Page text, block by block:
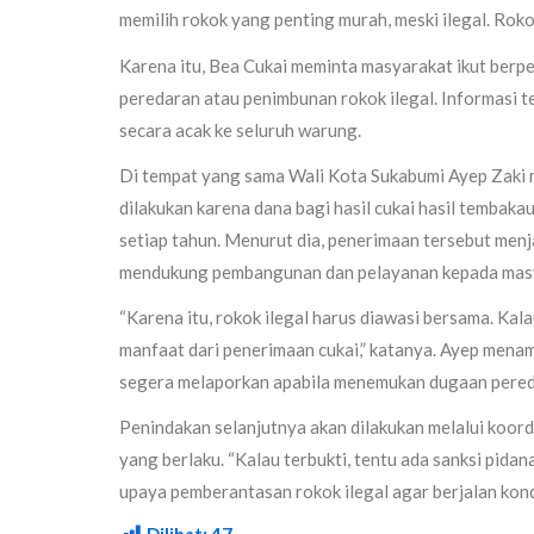
memilih rokok yang penting murah, meski ilegal.
Karena itu, Bea Cukai meminta masyarakat ikut
peredaran atau penimbunan rokok ilegal. Informasi
secara acak ke seluruh warung.
Di tempat yang sama Wali Kota Sukabumi Ayep
dilakukan karena dana bagi hasil cukai hasil
setiap tahun. Menurut dia, penerimaan tersebut
mendukung pembangunan dan pelayanan kepada
“Karena itu, rokok ilegal harus diawasi bersama.
manfaat dari penerimaan cukai,” katanya. Ayep
segera melaporkan apabila menemukan dugaan
Penindakan selanjutnya akan dilakukan melalui
yang berlaku. “Kalau terbukti, tentu ada sanksi
upaya pemberantasan rokok ilegal agar berjalan